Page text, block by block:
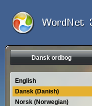
Dansk ordbog
English
Dansk (Danish)
Norsk (Norwegian)